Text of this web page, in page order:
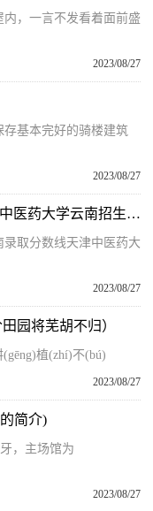
，一言不发看着面前盛
2023/08/27
基本完好的骑楼建筑
2023/08/27
天津中医药大学云南录取分数线 天津中医药大学云南招生人数多少
取分数线天津中医药大
2023/08/27
园将芜胡不归）
植(zhí)不(bú)
2023/08/27
简介)
，主场馆为
2023/08/27